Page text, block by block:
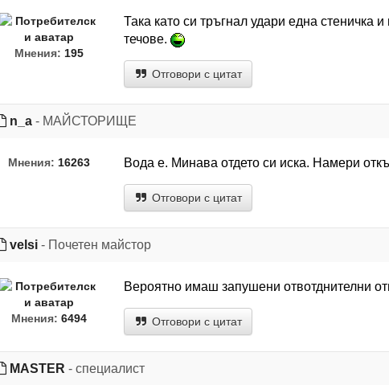
Мнения: 195
Така като си тръгнал удари една стеничка
течове.
Отговори с цитат
n_a - МАЙСТОРИЩЕ
Мнения: 16263 Вода е. Минава отдето си иска. Намери
Отговори с цитат
velsi - Почетен майстор
Мнения: 6494
Вероятно имаш запушени отвотднителни
Отговори с цитат
MASTER - специалист